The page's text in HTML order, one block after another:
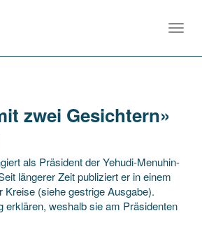
zwei Gesichtern»
als Präsident der Yehudi-Menuhin-
längerer Zeit publiziert er in einem
Kreise (siehe gestrige Ausgabe).
erklären, weshalb sie am Präsidenten